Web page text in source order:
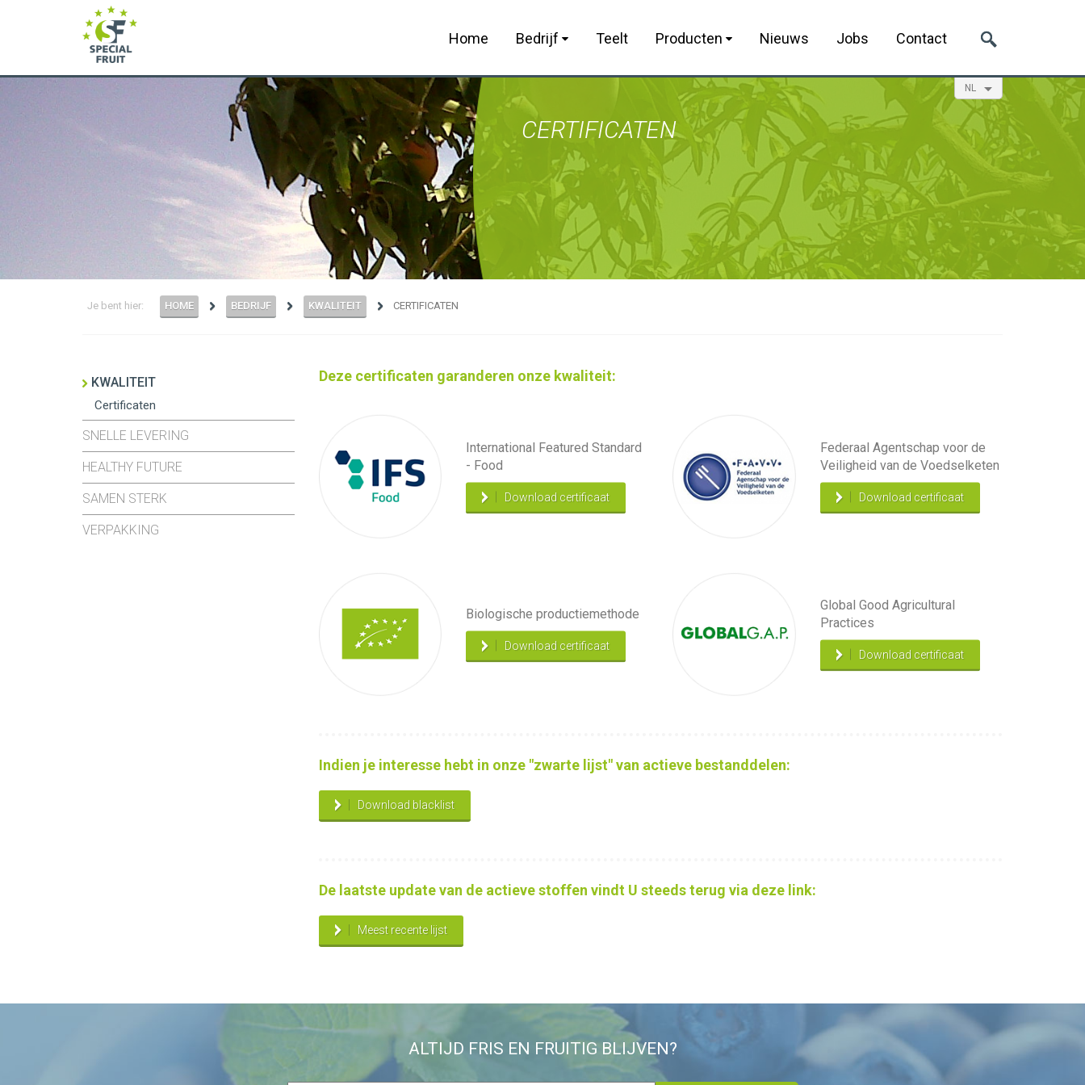
Home Bedrijf Teelt Producten Nieuws Jobs Contact
NL
EN
ES
FR
CERTIFICATEN
Je bent hier: HOME BEDRIJF KWALITEIT CERTIFICATEN
KWALITEIT
Certificaten
SNELLE LEVERING
HEALTHY FUTURE
SAMEN STERK
VERPAKKING
Deze certificaten garanderen onze kwaliteit:
International Featured Standard
- Food
Download certificaat
Federaal Agentschap voor de
Veiligheid van de Voedselketen
Download certificaat
Biologische productiemethode
Download certificaat
Global Good Agricultural
Practices
Download certificaat
Indien je interesse hebt in onze "zwarte lijst" van actieve bestanddelen:
Download blacklist
De laatste update van de actieve stoffen vindt U steeds terug via deze link:
Meest recente lijst
ALTIJD FRIS EN FRUITIG BLIJVEN?